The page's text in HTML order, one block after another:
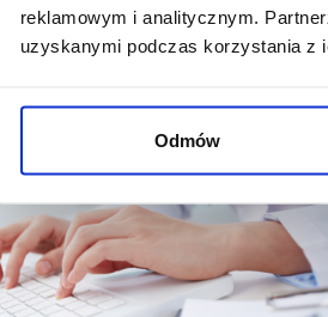
reklamowym i analitycznym.
uzyskanymi podczas korzystania z
Odmów